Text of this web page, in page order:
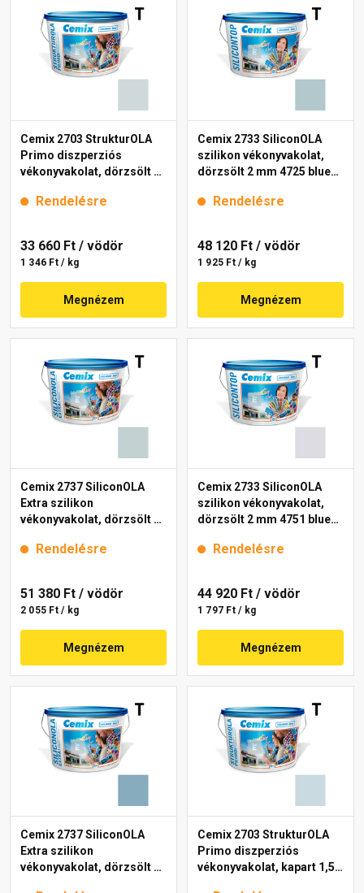
Cemix 2703 StrukturOLA
Primo diszperziós
vékonyvakolat, dörzsölt 2
Rendelésre
33 660 Ft / vödör
1 346 Ft / kg
Megnézem
Cemix 2733 SiliconOLA
szilikon vékonyvakolat,
dörzsölt 2 mm 4725 blue
Rendelésre
48 120 Ft / vödör
1 925 Ft / kg
Megnézem
Cemix 2737 SiliconOLA
Extra szilikon
vékonyvakolat, dörzsölt 2
Rendelésre
51 380 Ft / vödör
2 055 Ft / kg
Megnézem
Cemix 2733 SiliconOLA
szilikon vékonyvakolat,
dörzsölt 2 mm 4751 blue
Rendelésre
44 920 Ft / vödör
1 797 Ft / kg
Megnézem
Cemix 2737 SiliconOLA
Extra szilikon
vékonyvakolat, dörzsölt 2
Cemix 2703 StrukturOLA
Primo diszperziós
vékonyvakolat, kapart 1,5